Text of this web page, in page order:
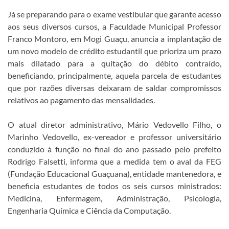
Já se preparando para o exame vestibular que garante acesso
aos seus diversos cursos, a Faculdade Municipal Professor
Franco Montoro, em Mogi Guaçu, anuncia a implantação de
um novo modelo de crédito estudantil que prioriza um prazo
mais dilatado para a quitação do débito contraído,
beneficiando, principalmente, aquela parcela de estudantes
que por razões diversas deixaram de saldar compromissos
relativos ao pagamento das mensalidades.
O atual diretor administrativo, Mário Vedovello Filho, o
Marinho Vedovello, ex-vereador e professor universitário
conduzido à função no final do ano passado pelo prefeito
Rodrigo Falsetti, informa que a medida tem o aval da FEG
(Fundação Educacional Guaçuana), entidade mantenedora, e
beneficia estudantes de todos os seis cursos ministrados:
Medicina, Enfermagem, Administração, Psicologia,
Engenharia Química e Ciência da Computação.